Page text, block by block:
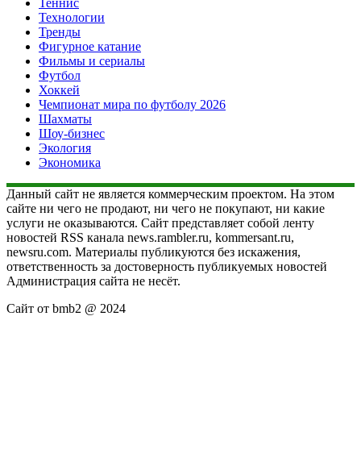
Технологии
Тренды
Фигурное катание
Фильмы и сериалы
Футбол
Хоккей
Чемпионат мира по футболу 2026
Шахматы
Шоу-бизнес
Экология
Экономика
Данный сайт не является коммерческим проектом. На этом
сайте ни чего не продают, ни чего не покупают, ни какие
услуги не оказываются. Сайт представляет собой ленту
новостей RSS канала news.rambler.ru, kommersant.ru,
newsru.com. Материалы публикуются без искажения,
ответственность за достоверность публикуемых новостей
Администрация сайта не несёт.
Сайт от bmb2 @ 2024